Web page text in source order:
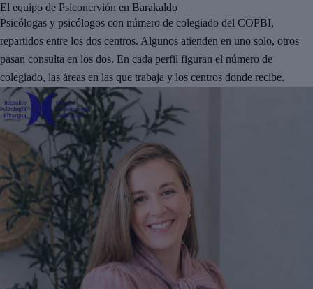
El equipo de Psiconervión en Barakaldo
Psicólogas y psicólogos con número de colegiado del COPBI,
repartidos entre los dos centros. Algunos atienden en uno solo, otros
pasan consulta en los dos. En cada perfil figuran el número de
colegiado, las áreas en las que trabaja y los centros donde recibe.